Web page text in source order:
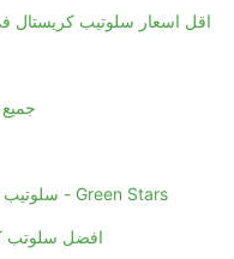
اقل اسعار سلوتيب كريستال
سلوتيب كريستال مكتبي للمكتبات جرين ستارز - Green Stars
افضل سلوتب